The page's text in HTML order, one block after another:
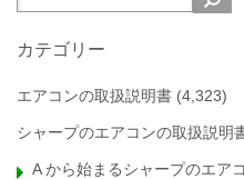
カテゴリー
エアコンの取扱説明書 (4,323)
シャープのエアコンの取扱説明
A から始まるシャープのエア